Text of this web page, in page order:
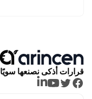
قرارات أذكى نصنعها سويًا
Facebook
Twitter
Youtube
LinkedIn